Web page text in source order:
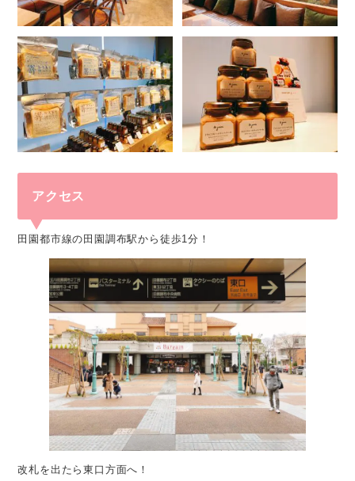
アクセス
田園都市線の田園調布駅から徒歩1分！
改札を出たら東口方面へ！